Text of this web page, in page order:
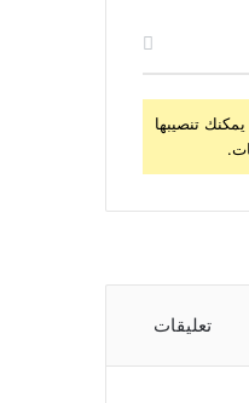
تنصيبها
تعليقات